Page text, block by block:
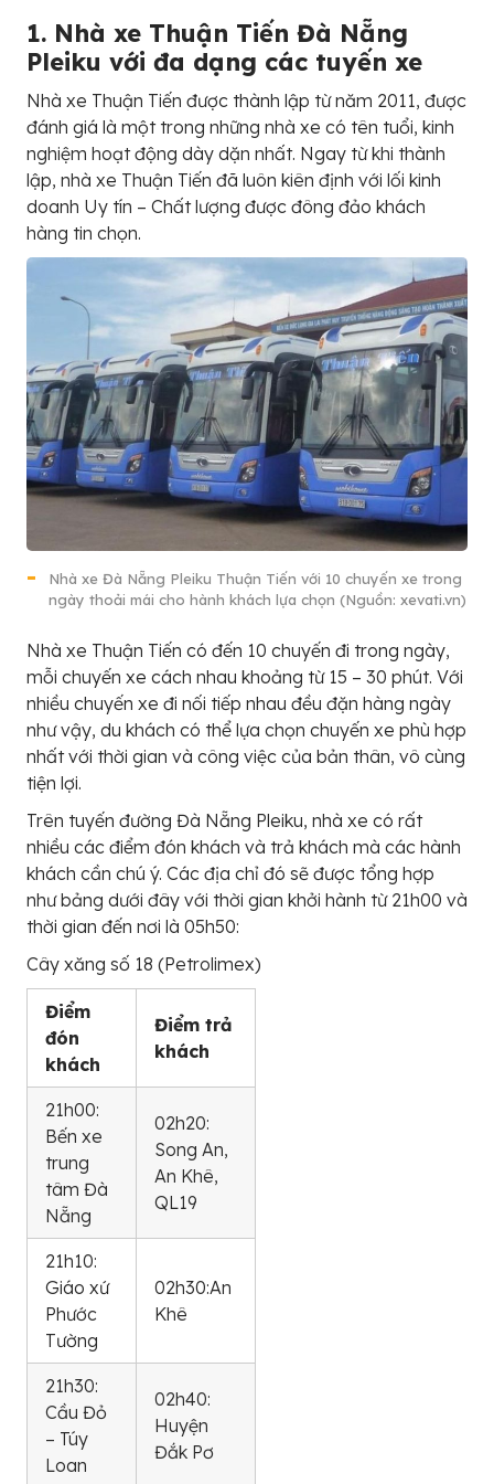
1. Nhà xe Thuận Tiến Đà Nẵng
Pleiku với đa dạng các tuyến xe
Nhà xe Thuận Tiến được thành lập từ năm 2011, được
đánh giá là một trong những nhà xe có tên tuổi, kinh
nghiệm hoạt động dày dặn nhất. Ngay từ khi thành
lập, nhà xe Thuận Tiến đã luôn kiên định với lối kinh
doanh Uy tín – Chất lượng được đông đảo khách
hàng tin chọn.
Nhà xe Đà Nẵng Pleiku Thuận Tiến với 10 chuyến xe trong
ngày thoải mái cho hành khách lựa chọn (Nguồn: xevati.vn)
Nhà xe Thuận Tiến có đến 10 chuyến đi trong ngày,
mỗi chuyến xe cách nhau khoảng từ 15 – 30 phút. Với
nhiều chuyến xe đi nối tiếp nhau đều đặn hàng ngày
như vậy, du khách có thể lựa chọn chuyến xe phù hợp
nhất với thời gian và công việc của bản thân, vô cùng
tiện lợi.
Trên tuyến đường Đà Nẵng Pleiku, nhà xe có rất
nhiều các điểm đón khách và trả khách mà các hành
khách cần chú ý. Các địa chỉ đó sẽ được tổng hợp
như bảng dưới đây với thời gian khởi hành từ 21h00 và
thời gian đến nơi là 05h50:
Cây xăng số 18 (Petrolimex)
Điểm
đón
khách
Điểm trả
khách
21h00:
Bến xe
trung
tâm Đà
Nẵng
02h20:
Song An,
An Khê,
QL19
21h10:
Giáo xứ
Phước
Tường
02h30:An
Khê
21h30:
Cầu Đỏ
– Túy
Loan
02h40:
Huyện
Đắk Pơ